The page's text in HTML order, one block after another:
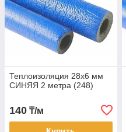
Теплоизоляция 28х6 мм
СИНЯЯ 2 метра (248)
140 ₸/м